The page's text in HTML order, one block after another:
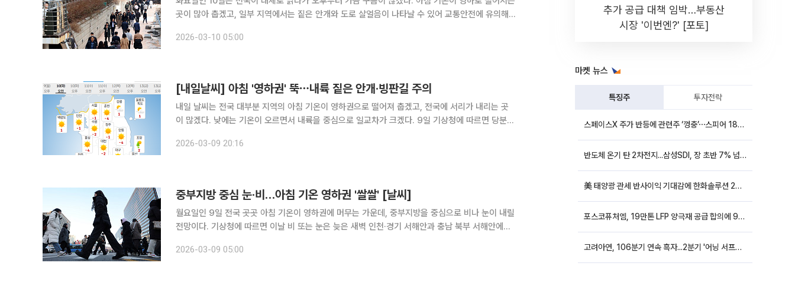
곳이 많아 춥겠고, 일부 지역에서는 짙은 안개와 도로 살얼음이 나타날 수 있어 교통안전에 유의해
에 들겠다. 전국이 대체로 맑다가 오후부터 가끔 구름이 많겠으며,
2026-03-10 05:00
[내일날씨] 아침 '영하권' 뚝⋯내륙 짙은 안개·빙판길 주의
내일 날씨는 전국 대부분 지역의 아침 기온이 영하권으로 떨어져 춥겠고, 전국에 서리가 내리는 곳
이 많겠다. 낮에는 기온이 오르면서 내륙을 중심으로 일교차가 크겠다. 9일 기상청에 따르면 당분간
다. 낮에는 기온이 오르면서 내륙을 중심으로 일교차가 크겠다
2026-03-09 20:16
중부지방 중심 눈·비…아침 기온 영하권 '쌀쌀' [날씨]
월요일인 9일 전국 곳곳 아침 기온이 영하권에 머무는 가운데, 중부지방을 중심으로 비나 눈이 내릴
전망이다. 기상청에 따르면 이날 비 또는 눈은 늦은 새벽 인천·경기 서해안과 충남 북부 서해안에서
부분 지역에서는 오전에 강수가 그치겠으나, 경기 동부와 충북
2026-03-09 05:00
추가 공급 대책 임박…부동산
시장 '이번엔?' [포토]
마켓 뉴스
특징주 투자전략
스페이스X 주가 반등에 관련주 ‘껑충’⋯스피어 18%ㆍ에이치브이엠 12%↑
반도체 온기 탄 2차전지...삼성SDI, 장 초반 7% 넘게 껑충
美 태양광 관세 반사이익 기대감에 한화솔루션 20%대·OCI홀딩스 14%대 급등
포스코퓨처엠, 19만톤 LFP 양극재 공급 합의에 9%대 강세
고려아연, 106분기 연속 흑자...2분기 '어닝 서프라이즈'에 장 초반 12%대 강세